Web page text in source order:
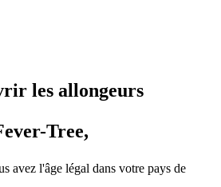
les allongeurs
Tree,
avez l'âge légal dans votre pays de